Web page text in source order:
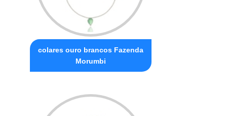
colares ouro brancos Fazenda
Morumbi